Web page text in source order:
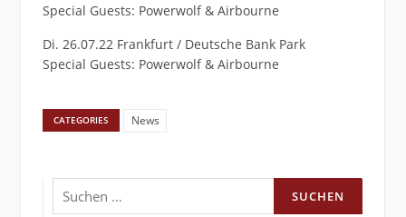
Special Guests: Powerwolf & Airbourne
Di. 26.07.22 Frankfurt / Deutsche Bank Park
Special Guests: Powerwolf & Airbourne
CATEGORIES News
Suchen
nach: